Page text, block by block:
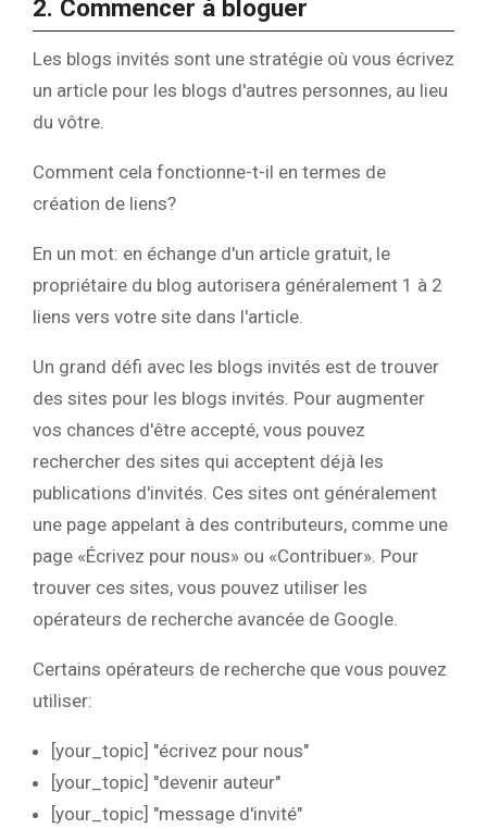
2. Commencer à bloguer
Les blogs invités sont une stratégie où vous écrivez
un article pour les blogs d'autres personnes, au lieu
du vôtre.
Comment cela fonctionne-t-il en termes de
création de liens?
En un mot: en échange d'un article gratuit, le
propriétaire du blog autorisera généralement 1 à 2
liens vers votre site dans l'article.
Un grand défi avec les blogs invités est de trouver
des sites pour les blogs invités. Pour augmenter
vos chances d'être accepté, vous pouvez
rechercher des sites qui acceptent déjà les
publications d'invités. Ces sites ont généralement
une page appelant à des contributeurs, comme une
page «Écrivez pour nous» ou «Contribuer». Pour
trouver ces sites, vous pouvez utiliser les
opérateurs de recherche avancée de Google.
Certains opérateurs de recherche que vous pouvez
utiliser:
[your_topic] "écrivez pour nous"
[your_topic] "devenir auteur"
[your_topic] "message d'invité"